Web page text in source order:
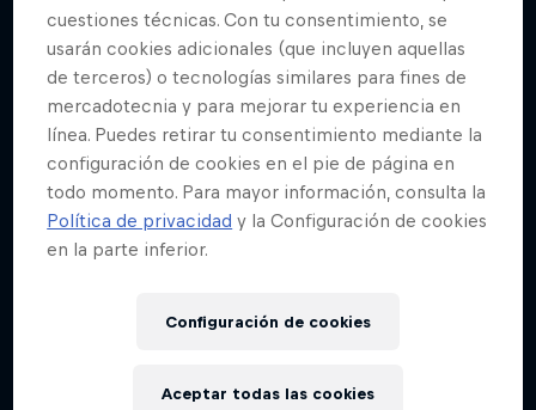
cuestiones técnicas. Con tu consentimiento, se
usarán cookies adicionales (que incluyen aquellas
de terceros) o tecnologías similares para fines de
mercadotecnia y para mejorar tu experiencia en
línea. Puedes retirar tu consentimiento mediante la
configuración de cookies en el pie de página en
todo momento. Para mayor información, consulta la
Política de privacidad y la Configuración de cookies
en la parte inferior.
Configuración de cookies
Aceptar todas las cookies